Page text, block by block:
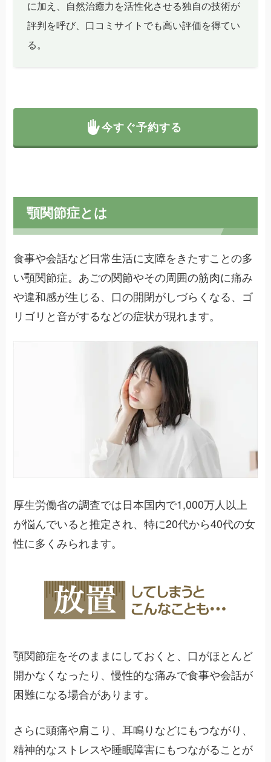
に加え、自然治癒力を活性化させる独自の技術が
評判を呼び、口コミサイトでも高い評価を得てい
る。
今すぐ予約する
顎関節症とは
食事や会話など日常生活に支障をきたすことの多
い顎関節症。あごの関節やその周囲の筋肉に痛み
や違和感が生じる、口の開閉がしづらくなる、ゴ
リゴリと音がするなどの症状が現れます。
厚生労働省の調査では日本国内で1,000万人以上
が悩んでいると推定され、特に20代から40代の女
性に多くみられます。
顎関節症をそのままにしておくと、口がほとんど
開かなくなったり、慢性的な痛みで食事や会話が
困難になる場合があります。
さらに頭痛や肩こり、耳鳴りなどにもつながり、
精神的なストレスや睡眠障害にもつながることが